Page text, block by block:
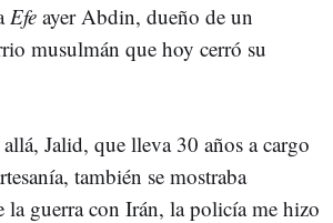
Efe ayer Abdin, dueño de un
musulmán que hoy cerró su
Jalid, que lleva 30 años a cargo
también se mostraba
la guerra con Irán, la policía me hizo